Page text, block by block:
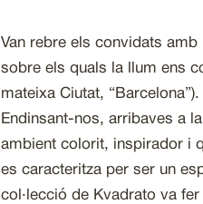
Van rebre els convidats
sobre els quals la llum ens
mateixa Ciutat, “Barcelona”).
Endinsant-nos, arribaves a
ambient colorit, inspirador i
es caracteritza per ser un
col·lecció de Kvadrato va